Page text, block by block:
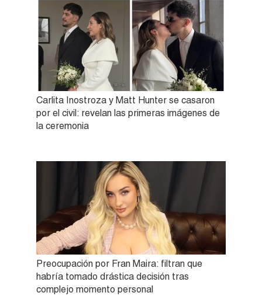
Carlita Inostroza y Matt Hunter se casaron
por el civil: revelan las primeras imágenes de
la ceremonia
Preocupación por Fran Maira: filtran que
habría tomado drástica decisión tras
complejo momento personal